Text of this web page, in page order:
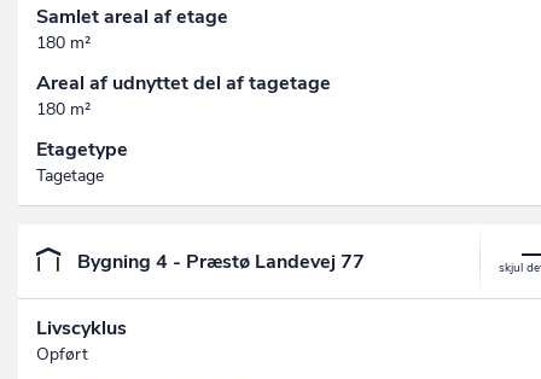
Samlet areal af etage
180 m²
Areal af udnyttet del af tagetage
180 m²
Etagetype
Tagetage
Bygning 4 - Præstø Landevej 77
Livscyklus
Opført